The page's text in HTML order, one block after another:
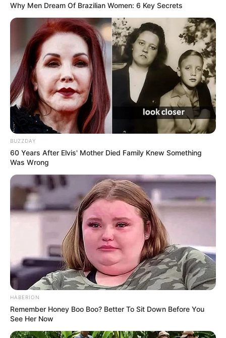
Serem! 9 Chat Ojek Online &
Pelanggan Ini Bikin Auto
Merinding
Why Men Dream Of Brazilian Women: 6 Key Secrets
BUZZDAY
60 Years After Elvis' Mother Died Family Knew Something
Was Wrong
HABERION
Remember Honey Boo Boo? Better To Sit Down Before You
See Her Now